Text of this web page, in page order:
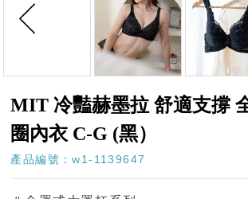
MIT 冷豔赫墨拉 舒適支撐
圈內衣 C-G (黑）
產品編號：w1-1139647